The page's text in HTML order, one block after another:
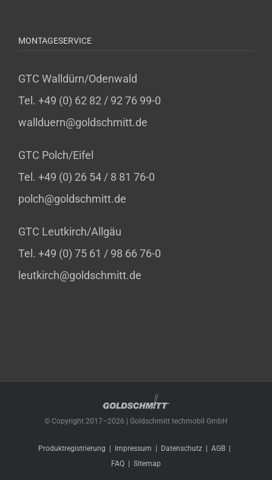
MONTAGESERVICE
GTC Walldürn/Odenwald
Tel. +49 (0) 62 82 / 92 76 99-0
wallduern@goldschmitt.de
GTC Polch/Eifel
Tel. +49 (0) 26 54 / 8 81 76-0
polch@goldschmitt.de
GTC Leutkirch/Allgäu
Tel. +49 (0) 75 61 / 98 66 76-0
leutkirch@goldschmitt.de
© Copyright 2017–2026 | Goldschmitt techmobil GmbH
Produktregistrierung Impressum Datenschutz
AGB
FAQ
Sitemap